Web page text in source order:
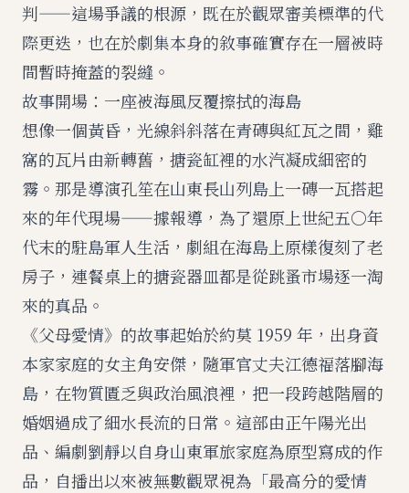
判——這場爭議的根源，既在於觀眾審美標準的代
際更迭，也在於劇集本身的敘事確實存在一層被時
間暫時掩蓋的裂縫。
故事開場：一座被海風反覆擦拭的海島
想像一個黃昏，光線斜斜落在青磚與紅瓦之間，雞
窩的瓦片由新轉舊，搪瓷缸裡的水汽凝成細密的
霧。那是導演孔笙在山東長山列島上一磚一瓦搭起
來的年代現場——據報導，為了還原上世紀五〇年
代末的駐島軍人生活，劇組在海島上原樣復刻了老
房子，連餐桌上的搪瓷器皿都是從跳蚤市場逐一淘
來的真品。
《父母愛情》的故事起始於約莫 1959 年，出身資
本家家庭的女主角安傑，隨軍官丈夫江德福落腳海
島，在物質匱乏與政治風浪裡，把一段跨越階層的
婚姻過成了細水長流的日常。這部由正午陽光出
品、編劇劉靜以自身山東軍旅家庭為原型寫成的作
品，自播出以來被無數觀眾視為「最高分的愛情